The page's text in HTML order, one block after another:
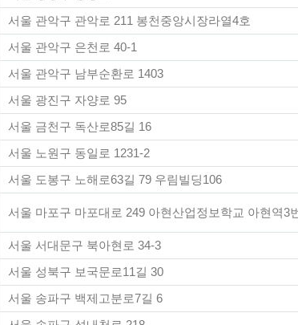
서울 관악구 관악로 211 봉천중앙시장라열4호
서울 관악구 은천로 40-1
서울 관악구 남부순환로 1403
서울 광진구 자양로 95
서울 금천구 독산로85길 16
서울 노원구 동일로 1231-2
서울 도봉구 노해로63길 79 우림빌딩106
서울 마포구 마포대로 249 아현산업정보학교 아현역3
서울 서대문구 북아현로 34-3
서울 성북구 보국문로11길 30
서울 송파구 백제고분로7길 6